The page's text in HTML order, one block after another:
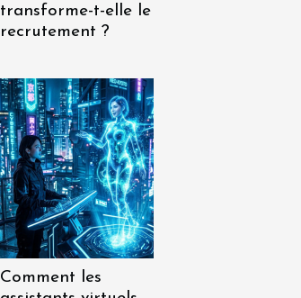
transforme-t-elle le
recrutement ?
Comment les